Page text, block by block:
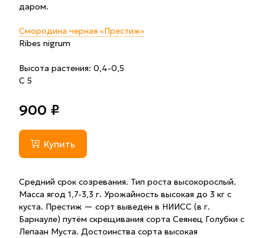
даром.
Смородина черная «Престиж»
Ribes nigrum
Высота растения: 0,4-0,5
С 5
900 ₽
Купить
Средний срок созревания. Тип роста высокорослый.
Масса ягод 1,7-3,3 г. Урожайность высокая до 3 кг с
куста. Престиж — сорт выведен в НИИСС (в г.
Барнауле) путём скрещивания сорта Сеянец Голубки с
Лепаан Муста. Достоинства сорта высокая